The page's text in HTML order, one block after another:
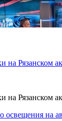
на Рязанском
на Рязанском
освещения на